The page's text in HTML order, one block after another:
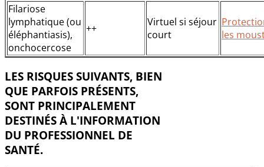
Filariose
lymphatique (ou
éléphantiasis),
onchocercose
++
Virtuel si séjour
court
les
LES RISQUES SUIVANTS, BIEN
QUE PARFOIS PRÉSENTS,
SONT PRINCIPALEMENT
DESTINÉS À L'INFORMATION
DU PROFESSIONNEL DE
SANTÉ.